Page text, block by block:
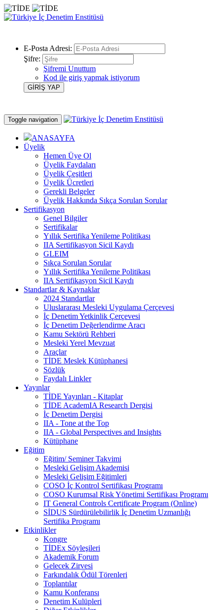
E-Posta Adresi:
Şifre:
Şifremi Unuttum
Kod ile giriş yapmak istiyorum
Toggle navigation
ANASAYFA
Üyelik
Hemen Üye Ol
Üyelik Faydaları
Üyelik Çeşitleri
Üyelik Ücretleri
Gerekli Belgeler
Üyelik Hakkında Sıkça Sorulan Sorular
Sertifikasyon
Genel Bilgiler
Sertifikalar
Yıllık Sertifika Yenileme Politikası
IIA Sertifikasyon Sicil Kaydı
GLEIM
Sıkça Sorulan Sorular
Yıllık Sertifika Yenileme Politikası
IIA Sertifikasyon Sicil Kaydı
Standartlar & Kaynaklar
2024 Standartlar
Uluslararası Mesleki Uygulama Çerçevesi
İç Denetim Yetkinlik Çerçevesi
İç Denetim Değerlendirme Aracı
Kamu Sektörü Rehberi
Mesleki Yerel Mevzuat
Araçlar
TİDE Meslek Kütüphanesi
Sözlük
Faydalı Linkler
Yayınlar
TİDE Yayınları - Kitaplar
TİDE AcademIA Research Dergisi
İç Denetim Dergisi
IIA - Tone at the Top
IIA - Global Perspectives and Insights
Kütüphane
Eğitim
Eğitim/ Seminer Takvimi
Mesleki Gelişim Akademisi
Mesleki Gelişim Eğitimleri
COSO İç Kontrol Sertifikası Programı
COSO Kurumsal Risk Yönetimi Sertifikası Programı
IT General Controls Certificate Program (Online)
SİDUS Sürdürülebilirlik İç Denetim Uzmanlığı
Sertifika Programı
Etkinlikler
Kongre
TİDEx Söyleşileri
Akademik Forum
Gelecek Zirvesi
Farkındalık Ödül Törenleri
Toplantılar
Kamu Konferansı
Denetim Kulüpleri